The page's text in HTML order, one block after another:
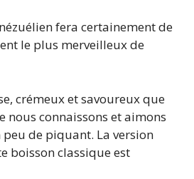
fera certainement de
le plus merveilleux de
crémeux et savoureux que
nous connaissons et aimons
peu de piquant. La version
boisson classique est